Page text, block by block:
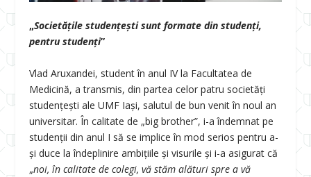
„Societățile studențești sunt formate din studenți,
pentru studenți”
Vlad Aruxandei, student în anul IV la Facultatea de
Medicină, a transmis, din partea celor patru societăți
studențești ale UMF Iași, salutul de bun venit în noul an
universitar. În calitate de „big brother”, i-a îndemnat pe
studenții din anul I să se implice în mod serios pentru a-
și duce la îndeplinire ambițiile și visurile și i-a asigurat că
„noi, în calitate de colegi, vă stăm alături spre a vă